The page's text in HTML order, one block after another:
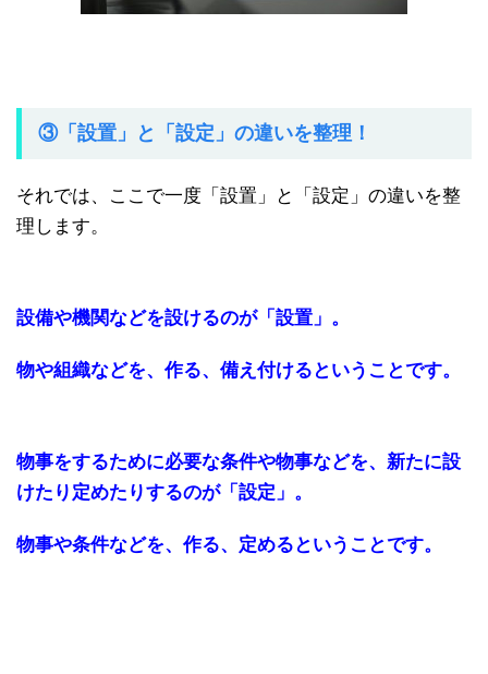
③「設置」と「設定」の違いを整理！
それでは、ここで一度「設置」と「設定」の違いを整
理します。
設備や機関などを設けるのが「設置」。
物や組織などを、作る、備え付けるということです。
物事をするために必要な条件や物事などを、新たに設
けたり定めたりするのが「設定」。
物事や条件などを、作る、定めるということです。